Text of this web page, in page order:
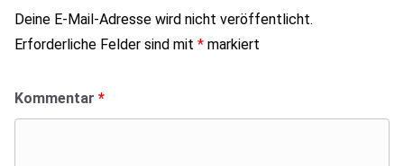
Deine E-Mail-Adresse wird nicht veröffentlicht.
Erforderliche Felder sind mit * markiert
Kommentar *